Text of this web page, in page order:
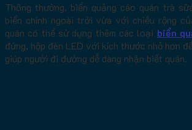
Thông thường, biển quảng cáo quán trà
biển chính ngoài trời vừa với chiều rộng
quán có thể sử dụng thêm các loại biển
đứng, hộp đèn LED với kích thước nhỏ hơn
giúp người đi đường dễ dàng nhận biết quán.